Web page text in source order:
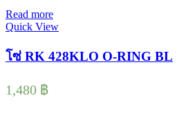
Read more
Quick View
โซ่ RK 428KLO O-RING BL
1,480 ฿